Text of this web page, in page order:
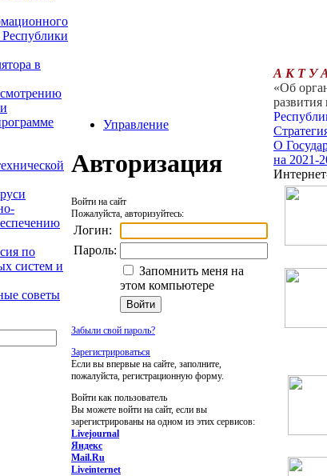
в
по
систем и
советы
Управление
Авторизация
Войти на сайт
Пожалуйста, авторизуйтесь:
Логин:
Пароль:
Запомнить меня на
этом компьютере
Забыли свой пароль?
Зарегистрироваться
Если вы впервые на сайте, заполните,
пожалуйста, регистрационную форму.
Войти как пользователь
Вы можете войти на сайт, если вы
зарегистрированы на одном из этих сервисов:
Livejournal
Яндекс
Mail.Ru
Liveinternet
А К Т У
«Об
О
на 2021-